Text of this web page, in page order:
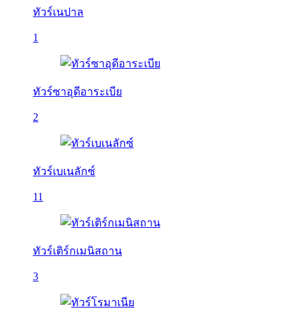
ทัวร์เนปาล
1
ทัวร์ซาอุดีอาระเบีย
2
ทัวร์เบเนลักซ์
11
ทัวร์เติร์กเมนิสถาน
3